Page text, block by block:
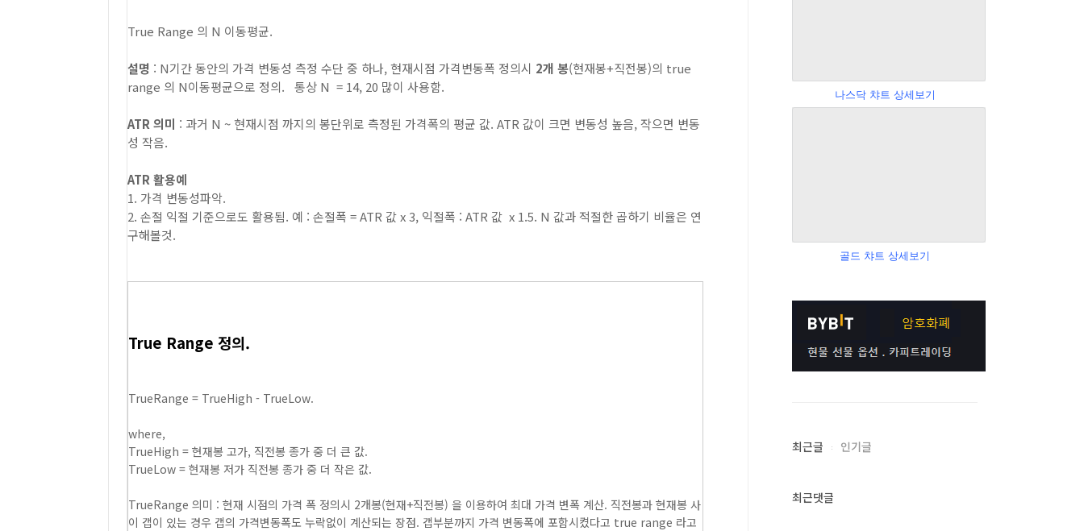
True Range 의 N 이동평균.
설명 : N기간 동안의 가격 변동성 측정 수단 중 하나, 현재시점 가격변동폭 정의시 2개 봉(현재봉+직전봉)의 true
range 의 N이동평균으로 정의. 통상 N = 14, 20 많이 사용함.
ATR 의미 : 과거 N ~ 현재시점 까지의 봉단위로 측정된 가격폭의 평균 값. ATR 값이 크면 변동성 높음, 작으면 변동
성 작음.
ATR 활용예
1. 가격 변동성파악.
2. 손절 익절 기준으로도 활용됨. 예 : 손절폭 = ATR 값 x 3, 익절폭 : ATR 값 x 1.5. N 값과 적절한 곱하기 비율은 연
구해볼것.
True Range 정의.
TrueRange = TrueHigh - TrueLow.
where,
TrueHigh = 현재봉 고가, 직전봉 종가 중 더 큰 값.
TrueLow = 현재봉 저가 직전봉 종가 중 더 작은 값.
TrueRange 의미 : 현재 시점의 가격 폭 정의시 2개봉(현재+직전봉) 을 이용하여 최대 가격 변폭 계산. 직전봉과 현재봉 사
이 갭이 있는 경우 갭의 가격변동폭도 누락없이 계산되는 장점. 갭부분까지 가격 변동폭에 포함시켰다고 true range 라고
나스닥 챠트 상세보기
골드 챠트 상세보기
최근글 인기글
최근댓글